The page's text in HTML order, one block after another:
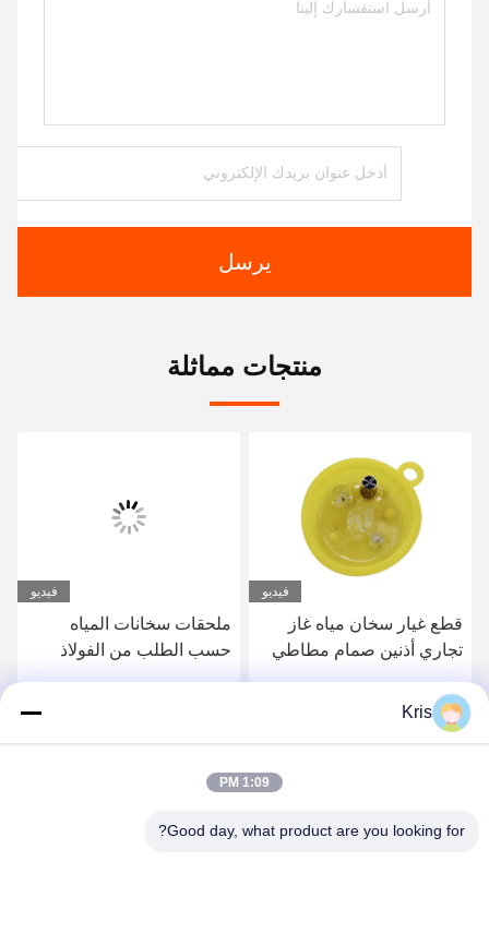
يرسل
منتجات مماثلة
فيديو
قطع غيار سخان مياه غاز
تجاري أذنين صمام مطاطي
فيديو
ملحقات سخانات المياه
حسب الطلب من الفولاذ
Kris
1:09 PM
Good day, what product are you looking for?